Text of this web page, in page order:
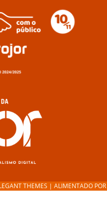
THEMES | ALIMENTADO POR